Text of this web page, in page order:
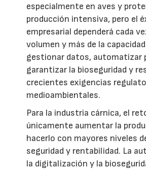
especialmente en aves y
producción intensiva, pero el
empresarial dependerá cada
volumen y más de la
gestionar datos, automatizar
garantizar la bioseguridad y
crecientes exigencias
medioambientales.
Para la industria cárnica, el
únicamente aumentar la
hacerlo con mayores niveles
seguridad y rentabilidad. La
la digitalización y la